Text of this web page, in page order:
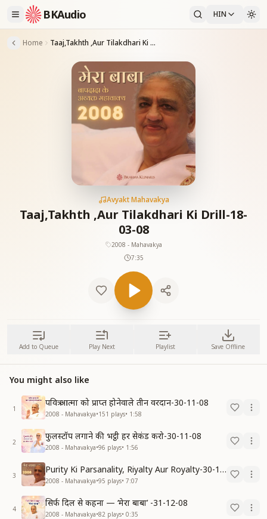
BKAudio HIN
Home Taaj,Takhth ,Aur Tilakdhari Ki Drill-18-03-08
Avyakt Mahavakya
Taaj,Takhth ,Aur Tilakdhari Ki Drill-18-
03-08
2008 - Mahavakya
7:35
Add to Queue Play Next Playlist Save Offline
You might also like
1
पवित्र आत्मा को प्राप्त होनेवाले तीन वरदान-30-11-08
2008 - Mahavakya•151 plays• 1:58
2
फुलस्टॉप लगाने की भट्ठी हर सेकंड करो-30-11-08
2008 - Mahavakya•96 plays• 1:56
3
Purity Ki Parsanality, Riyalty Aur Royalty-30-11-08
2008 - Mahavakya•95 plays• 7:07
4
सिर्फ दिल से कहना — ‘मेरा बाबा’ -31-12-08
2008 - Mahavakya•82 plays• 0:35